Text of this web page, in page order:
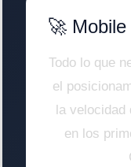
🚀
Todo lo que
el
la velocidad
en los